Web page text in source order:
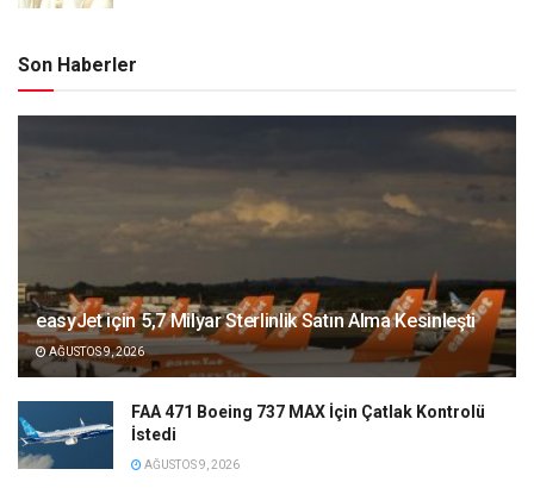
Son Haberler
easyJet için 5,7 Milyar Sterlinlik Satın Alma Kesinleşti
AĞUSTOS 9, 2026
FAA 471 Boeing 737 MAX İçin Çatlak Kontrolü
İstedi
AĞUSTOS 9, 2026